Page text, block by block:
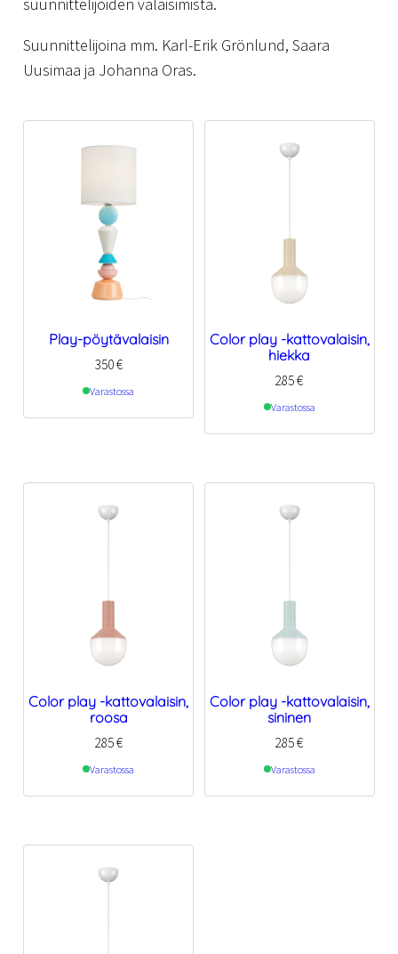
Suunnittelijoina mm. Karl-Erik Grönlund, Saara
Uusimaa ja Johanna Oras.
Play-pöytävalaisin
350€
Varastossa
Color play -kattovalaisin,
hiekka
285€
Varastossa
Color play -kattovalaisin,
roosa
285€
Varastossa
Color play -kattovalaisin,
sininen
285€
Varastossa